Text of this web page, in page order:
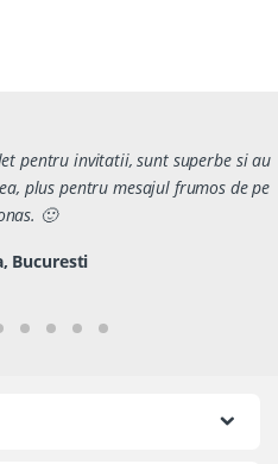
pentru invitatii, sunt superbe si au
plus pentru mesajul frumos de pe
🙂
Bucuresti